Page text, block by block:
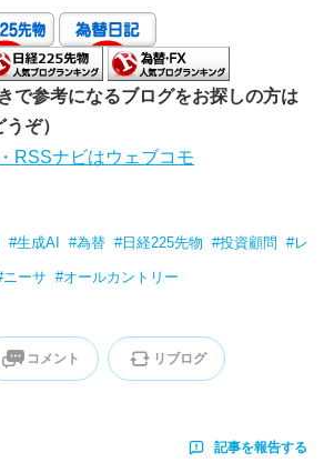
で参考になるブログをお探しの方は
ぞ）
#生成AI #為替 #日経225先物 #投資顧問 #レ
ニーサ #オールカントリー
コメント リブログ
記事を報告する